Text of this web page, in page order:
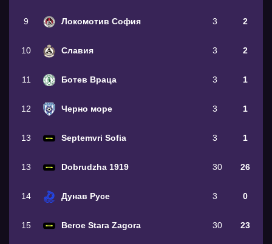
9 Локомотив София 3 2
10 Славия 3 2
11 Ботев Враца 3 1
12 Черно море 3 1
13 Septemvri Sofia 3 1
13 Dobrudzha 1919 30 26
14 Дунав Русе 3 0
15 Beroe Stara Zagora 30 23